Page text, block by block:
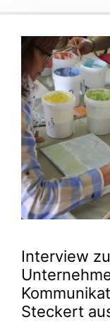
Interview
Steckert